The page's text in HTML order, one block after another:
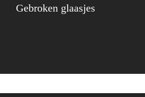
Gebroken glaasjes